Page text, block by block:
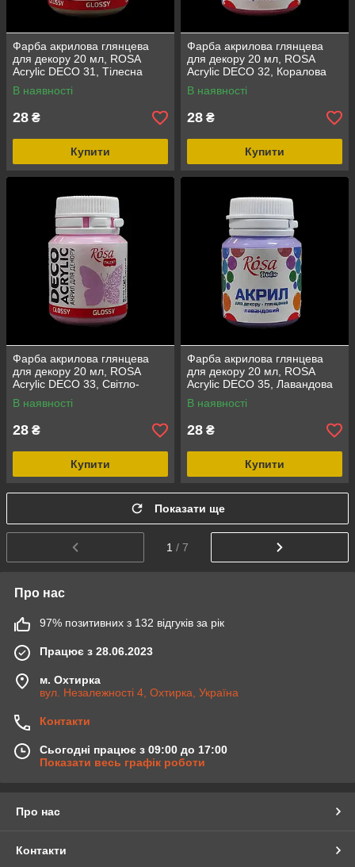
Фарба акрилова глянцева
для декору 20 мл, ROSA
Acrylic DECO 31, Тілесна
В наявності
28 ₴
Купити
Фарба акрилова глянцева
для декору 20 мл, ROSA
Acrylic DECO 32, Коралова
В наявності
28 ₴
Купити
Фарба акрилова глянцева
для декору 20 мл, ROSA
Acrylic DECO 33, Світло-
рожева
В наявності
28 ₴
Купити
Фарба акрилова глянцева
для декору 20 мл, ROSA
Acrylic DECO 35, Лавандова
В наявності
28 ₴
Купити
Показати ще
1 / 7
Про нас
97% позитивних з 132 відгуків за рік
Працює з 28.06.2023
м. Охтирка
вул. Незалежності 4, Охтирка, Україна
Контакти
Сьогодні працює з 09:00 до 17:00
Показати весь графік роботи
Про нас
Контакти